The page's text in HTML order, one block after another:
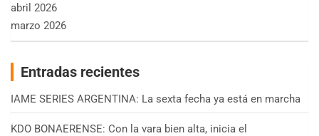
abril 2026
marzo 2026
Entradas recientes
IAME SERIES ARGENTINA: La sexta fecha ya está en marcha
KDO BONAERENSE: Con la vara bien alta, inicia el